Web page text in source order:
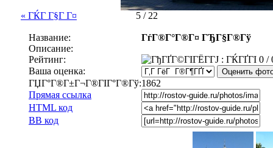
« ГЌГ Г§Г Г¤ 5 / 22
Название:
ГѓГ®Г°Г®Г¤ ГЂГ§Г®Гў
Описание:
Рейтинг:
0 /
Ваша оценка:
ГЏГ°Г®Г±Г¬Г®ГІГ°Г®Гў:1862
Прямая ссылка
HTML код
BB код